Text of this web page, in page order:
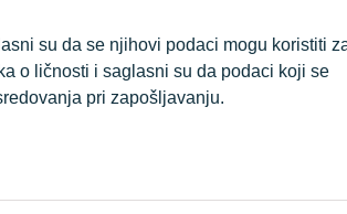
su da se njihovi podaci mogu koristiti
o ličnosti i saglasni su da podaci koji se
pri zapošljavanju.